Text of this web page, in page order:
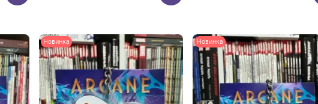
Новинка Новинка